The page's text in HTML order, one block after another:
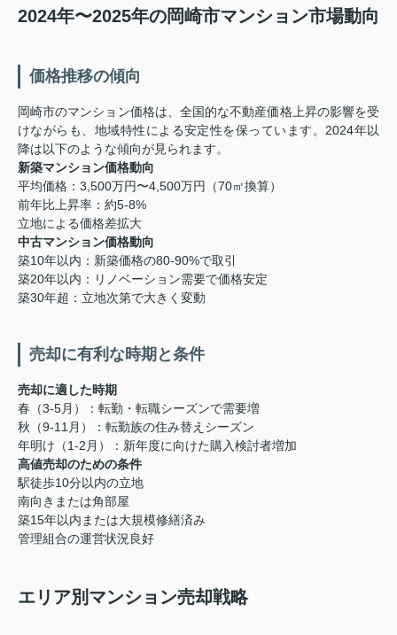
2024年〜2025年の岡崎市マンション市場動向
価格推移の傾向
岡崎市のマンション価格は、全国的な不動産価格上昇の影響を受
けながらも、地域特性による安定性を保っています。2024年以
降は以下のような傾向が見られます。
新築マンション価格動向
平均価格：3,500万円〜4,500万円（70㎡換算）
前年比上昇率：約5-8%
立地による価格差拡大
中古マンション価格動向
築10年以内：新築価格の80-90%で取引
築20年以内：リノベーション需要で価格安定
築30年超：立地次第で大きく変動
売却に有利な時期と条件
売却に適した時期
春（3-5月）：転勤・転職シーズンで需要増
秋（9-11月）：転勤族の住み替えシーズン
年明け（1-2月）：新年度に向けた購入検討者増加
高値売却のための条件
駅徒歩10分以内の立地
南向きまたは角部屋
築15年以内または大規模修繕済み
管理組合の運営状況良好
エリア別マンション売却戦略